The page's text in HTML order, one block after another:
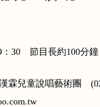
：30 節目長約100分鐘
霖兒童說唱藝術團